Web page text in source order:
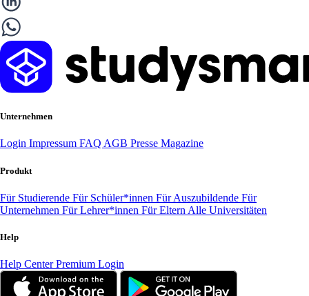
Unternehmen
Login Impressum FAQ AGB Presse Magazine
Produkt
Für Studierende Für Schüler*innen Für Auszubildende Für
Unternehmen Für Lehrer*innen Für Eltern Alle Universitäten
Help
Help CenterPremium Login